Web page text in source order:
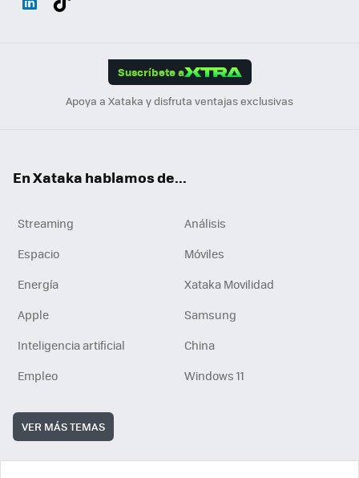
Suscríbete a
Apoya a Xataka y disfruta ventajas exclusivas
En Xataka hablamos de...
Streaming
Análisis
Espacio
Móviles
Energía
Xataka Movilidad
Apple
Samsung
Inteligencia artificial
China
Empleo
Windows 11
VER MÁS TEMAS